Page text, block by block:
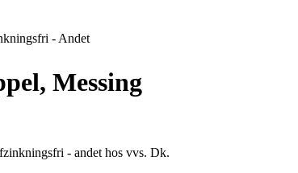
- Andet
Messing
- andet hos vvs. Dk.